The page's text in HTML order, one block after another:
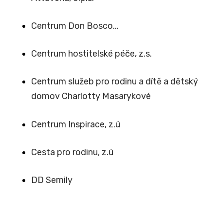
Centrum Don Bosco...
Centrum hostitelské péče, z.s.
Centrum služeb pro rodinu a dítě a dětský
domov Charlotty Masarykové
Centrum Inspirace, z.ú
Cesta pro rodinu, z.ú
DD Semily